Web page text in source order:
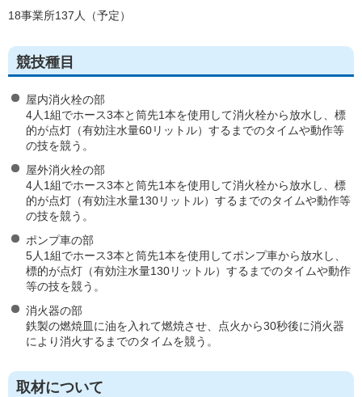
18事業所137人（予定）
競技種目
屋内消火栓の部
4人1組でホース3本と筒先1本を使用して消火栓から放水し、標
的が点灯（有効注水量60リットル）するまでのタイムや動作等
の技を競う。
屋外消火栓の部
4人1組でホース3本と筒先1本を使用して消火栓から放水し、標
的が点灯（有効注水量130リットル）するまでのタイムや動作等
の技を競う。
ポンプ車の部
5人1組でホース3本と筒先1本を使用してポンプ車から放水し、
標的が点灯（有効注水量130リットル）するまでのタイムや動作
等の技を競う。
消火器の部
鉄製の燃焼皿に油を入れて燃焼させ、点火から30秒後に消火器
により消火するまでのタイムを競う。
取材について